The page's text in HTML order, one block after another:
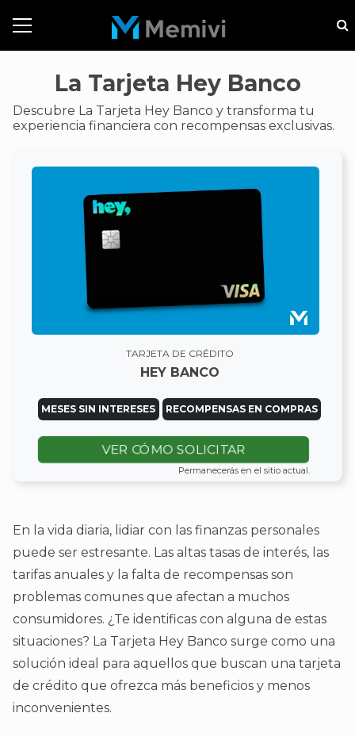
La Tarjeta Hey Banco
Descubre La Tarjeta Hey Banco y transforma tu
experiencia financiera con recompensas exclusivas.
TARJETA DE CRÉDITO
HEY BANCO
MESES SIN INTERESES RECOMPENSAS EN COMPRAS
VER CÓMO SOLICITAR
Permanecerás en el sitio actual.
En la vida diaria, lidiar con las finanzas personales
puede ser estresante. Las altas tasas de interés, las
tarifas anuales y la falta de recompensas son
problemas comunes que afectan a muchos
consumidores. ¿Te identificas con alguna de estas
situaciones? La Tarjeta Hey Banco surge como una
solución ideal para aquellos que buscan una tarjeta
de crédito que ofrezca más beneficios y menos
inconvenientes.